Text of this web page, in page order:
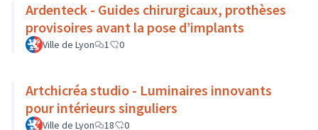
Ardenteck - Guides chirurgicaux, prothèses
provisoires avant la pose d’implants
Ville de Lyon 1 0
Artchicréa studio - Luminaires innovants
pour intérieurs singuliers
Ville de Lyon 18 0